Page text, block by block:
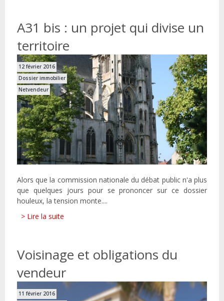
A31 bis : un projet qui divise un
territoire
12 février 2016
Dossier immobilier
Netvendeur
Alors que la commission nationale du débat public n'a plus
que quelques jours pour se prononcer sur ce dossier
houleux, la tension monte....
> Lire la suite
Voisinage et obligations du
vendeur
11 février 2016